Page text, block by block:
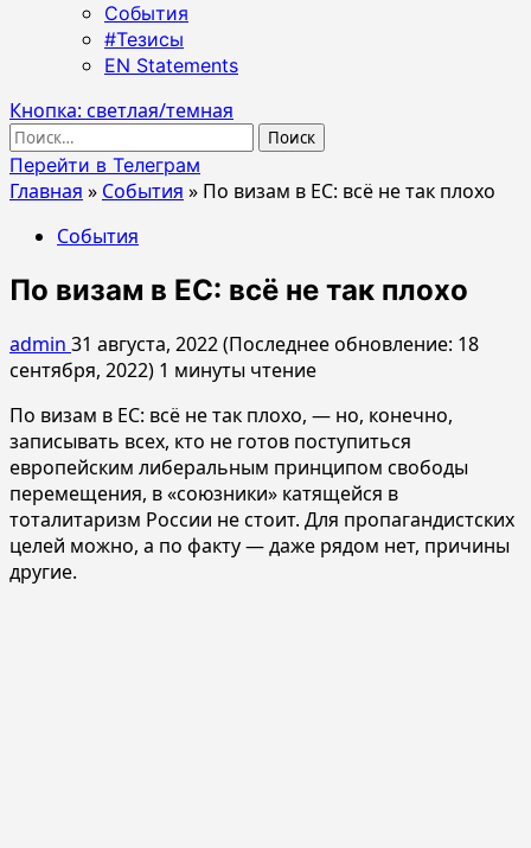
События
#Тезисы
EN Statements
Кнопка: светлая/темная
Найти:
Перейти в Телеграм
Главная » События » По визам в ЕС: всё не так плохо
События
По визам в ЕС: всё не так плохо
admin 31 августа, 2022 (Последнее обновление: 18
сентября, 2022) 1 минуты чтение
По визам в ЕС: всё не так плохо, — но, конечно,
записывать всех, кто не готов поступиться
европейским либеральным принципом свободы
перемещения, в «союзники» катящейся в
тоталитаризм России не стоит. Для пропагандистских
целей можно, а по факту — даже рядом нет, причины
другие.